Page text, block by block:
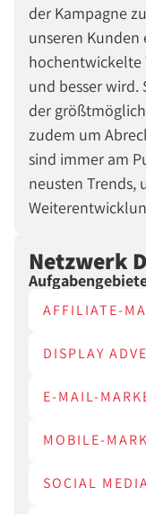
der Kampagne
unseren
hochentwickelte
und besser
der
zudem um
sind immer am
neusten Trends,
Netzwerk
AFFILIATE-
DISPLAY
E-MAIL-
MOBILE-
SOCIAL